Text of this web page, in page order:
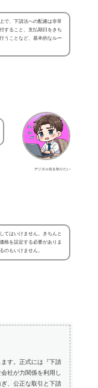
で、下請法への配慮は非常
すること、支払期日をきち
うことなど、基本的なルー
デジタル化を知りたい
てはいけません。きちんと
格を設定する必要がありま
のもいけません。
す。正式には『下請
社が力関係を利用し
、公正な取引と下請